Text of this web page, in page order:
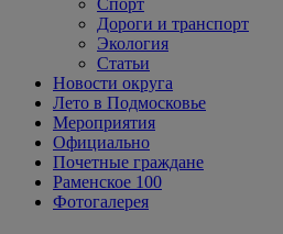
Спорт
Дороги и транспорт
Экология
Статьи
Новости округа
Лето в Подмосковье
Мероприятия
Официально
Почетные граждане
Раменское 100
Фотогалерея